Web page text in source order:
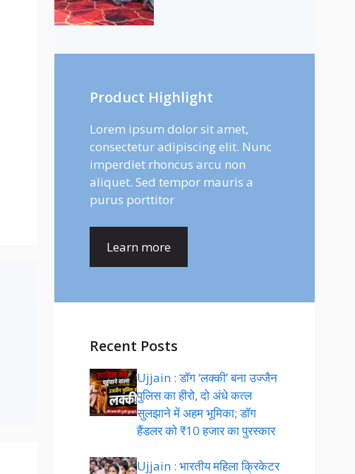
Product Highlight
Lorem ipsum dolor sit amet,
consectetur adipiscing elit. Nunc
imperdiet rhoncus arcu non
aliquet. Sed tempor mauris a
purus porttitor
Learn more
Recent Posts
Ujjain : डॉग ‘लक्की’ बना उज्जैन
पुलिस का हीरो, दो अंधे कत्ल
सुलझाने में अहम भूमिका; डॉग
हैंडलर को ₹10 हजार का पुरस्कार
Ujjain : भारतीय महिला क्रिकेटर